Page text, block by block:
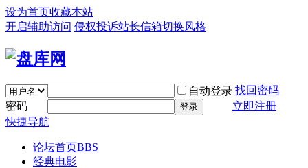
设为首页收藏本站
开启辅助访问 侵权投诉站长信箱切换风格
自动登录 找回密码
密码
登录
立即注册
快捷导航
论坛首页BBS
经典电影